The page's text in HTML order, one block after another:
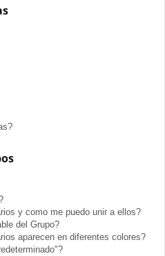
y como me puedo unir a ellos?
del Grupo?
aparecen en diferentes colores?